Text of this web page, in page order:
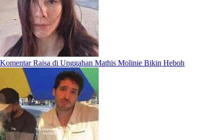
Komentar Raisa di Unggahan Mathis Molinie Bikin Heboh